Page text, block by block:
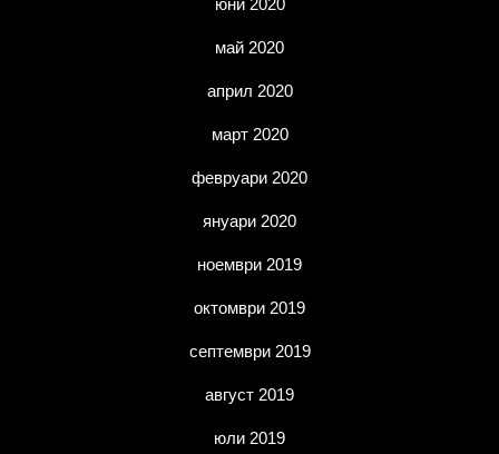
юни 2020
май 2020
април 2020
март 2020
февруари 2020
януари 2020
ноември 2019
октомври 2019
септември 2019
август 2019
юли 2019